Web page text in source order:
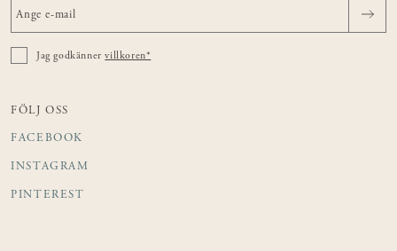
Jag godkännervillkoren*
FÖLJ OSS
FACEBOOK
INSTAGRAM
PINTEREST